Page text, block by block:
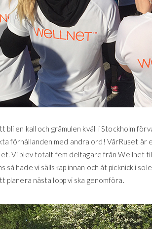
bli en kall och gråmulen kväll i Stockholm
förhållanden med andra ord! VårRuset är
Vi blev totalt fem deltagare från Wellnet
så hade vi sällskap innan och åt picknick i
planera nästa lopp vi ska genomföra.